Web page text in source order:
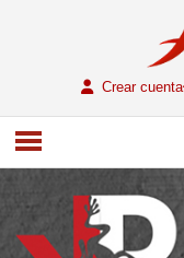
Crear cuenta